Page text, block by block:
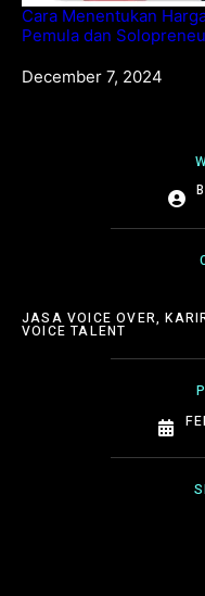
JASA VOICE OVER,
VOICE TALENT
Cara Menentukan
Pemula dan
Date
December 7, 2024